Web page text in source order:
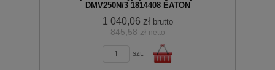
koszyka
DMV250N/3 1814408 EATON
1 040,06 zł brutto
845,58 zł netto
szt.
zobacz szczegóły